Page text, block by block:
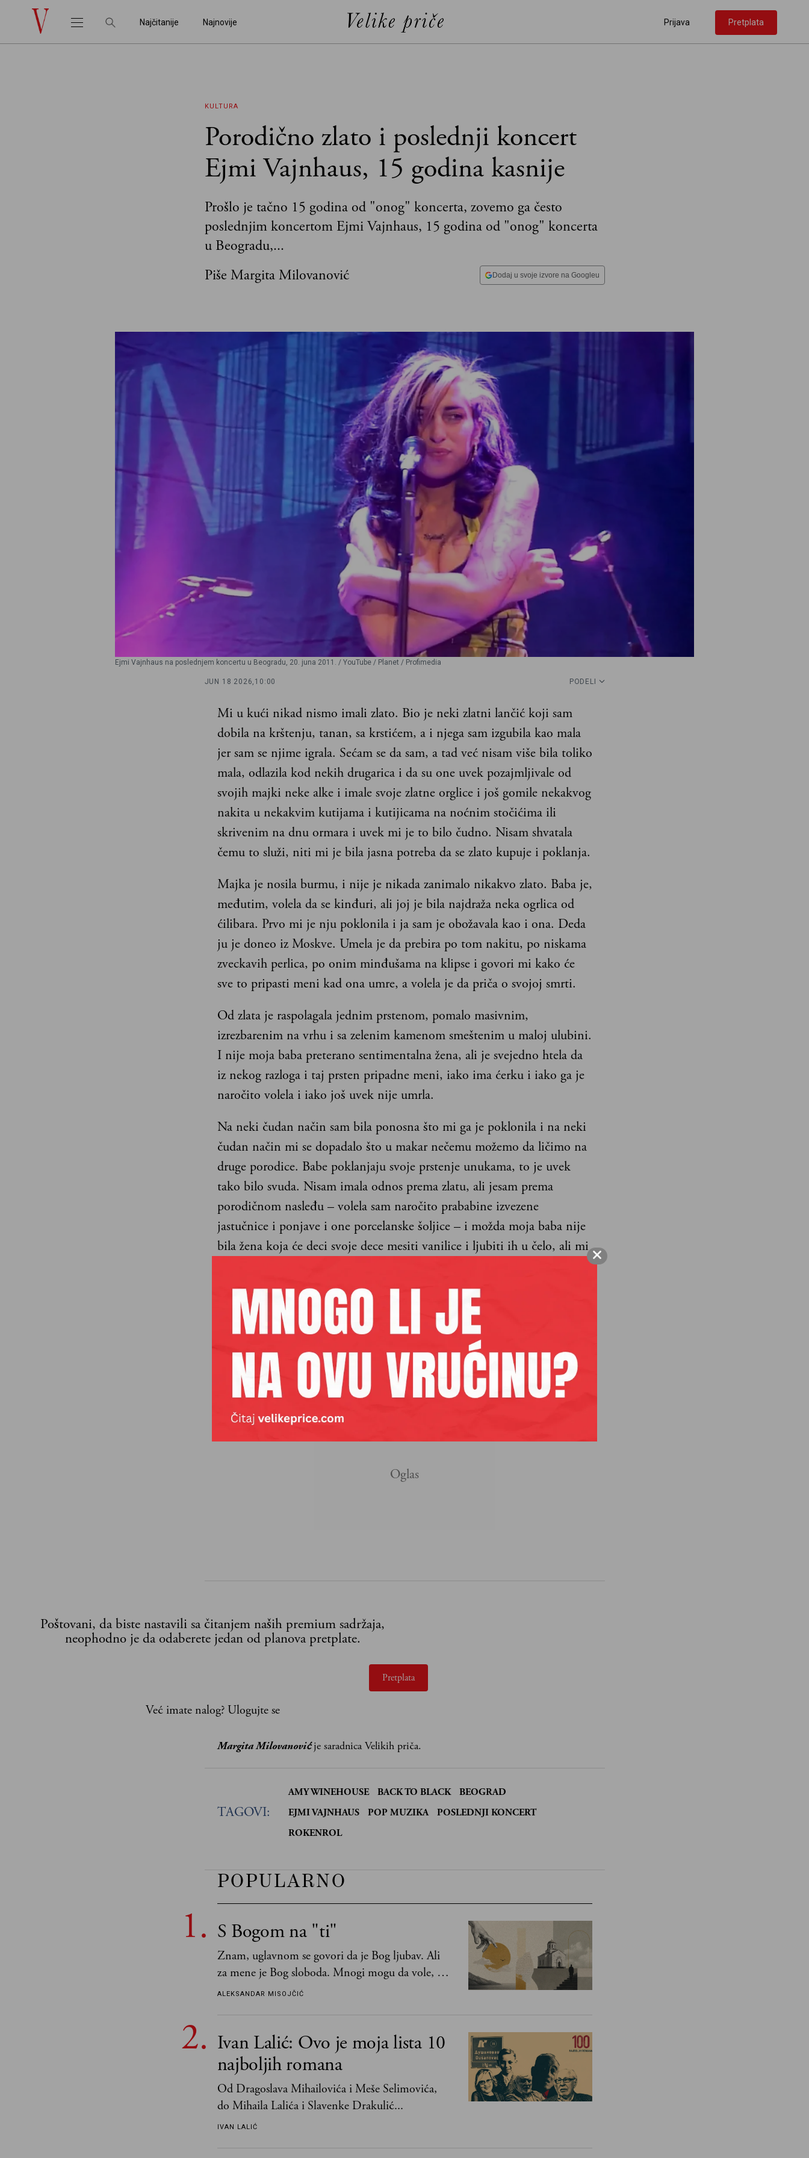
Najčitanije Najnovije Prijava Pretplata
KULTURA
Porodično zlato i poslednji koncert
Ejmi Vajnhaus, 15 godina kasnije
Prošlo je tačno 15 godina od "onog" koncerta, zovemo ga često
poslednjim koncertom Ejmi Vajnhaus, 15 godina od "onog" koncerta
u Beogradu,...
Piše Margita Milovanović
Dodaj u svoje izvore na Googleu
Ejmi Vajnhaus na poslednjem koncertu u Beogradu, 20. juna 2011. / YouTube / Planet / Profimedia
JUN 18 2026, 10:00 PODELI
Mi u kući nikad nismo imali zlato. Bio je neki zlatni lančić koji sam
dobila na krštenju, tanan, sa krstićem, a i njega sam izgubila kao mala
jer sam se njime igrala. Sećam se da sam, a tad već nisam više bila toliko
mala, odlazila kod nekih drugarica i da su one uvek pozajmljivale od
svojih majki neke alke i imale svoje zlatne orglice i još gomile nekakvog
nakita u nekakvim kutijama i kutijicama na noćnim stočićima ili
skrivenim na dnu ormara i uvek mi je to bilo čudno. Nisam shvatala
čemu to služi, niti mi je bila jasna potreba da se zlato kupuje i poklanja.
Majka je nosila burmu, i nije je nikada zanimalo nikakvo zlato. Baba je,
međutim, volela da se kinđuri, ali joj je bila najdraža neka ogrlica od
ćilibara. Prvo mi je nju poklonila i ja sam je obožavala kao i ona. Deda
ju je doneo iz Moskve. Umela je da prebira po tom nakitu, po niskama
zveckavih perlica, po onim minđušama na klipse i govori mi kako će
sve to pripasti meni kad ona umre, a volela je da priča o svojoj smrti.
Od zlata je raspolagala jednim prstenom, pomalo masivnim,
izrezbarenim na vrhu i sa zelenim kamenom smeštenim u maloj ulubini.
I nije moja baba preterano sentimentalna žena, ali je svejedno htela da
iz nekog razloga i taj prsten pripadne meni, iako ima ćerku i iako ga je
naročito volela i iako još uvek nije umrla.
Na neki čudan način sam bila ponosna što mi ga je poklonila i na neki
čudan način mi se dopadalo što u makar nečemu možemo da ličimo na
druge porodice. Babe poklanjaju svoje prstenje unukama, to je uvek
tako bilo svuda. Nisam imala odnos prema zlatu, ali jesam prema
porodičnom nasleđu – volela sam naročito prababine izvezene
jastučnice i ponjave i one porcelanske šoljice – i možda moja baba nije
bila žena koja će deci svoje dece mesiti vanilice i ljubiti ih u čelo, ali mi
Mislila sam, zaista jesam, da neću moći sebi nikad da oprostim taj
trenutak kad sam ušla u malu, neuglednu radnjicu – misleći, valjda, da
će ako me neko vidi stid koji sam osećala postati stvarniji, opipljiv – na
kojoj je pisalo „Otkup zlata“ i utopila ga za taman toliko para da kupim
kartu za koncert
i platim voz do Beograda.
Poštovani, da biste nastavili sa čitanjem naših premium sadržaja,
neophodno je da odaberete jedan od planova pretplate.
Pretplata
Već imate nalog? Ulogujte se
Margita Milovanovićje saradnica Velikih priča.
TAGOVI:
AMY WINEHOUSE BACK TO BLACK
BEOGRAD
EJMI VAJNHAUS
POP MUZIKA
POSLEDNJI KONCERT
ROKENROL
POPULARNO
S Bogom na "ti"
Znam, uglavnom se govori da je Bog ljubav. Ali
za mene je Bog sloboda. Mnogi mogu da vole, a
tek retki mogu da podnesu slobodu
ALEKSANDAR MISOJČIĆ
Ivan Lalić: Ovo je moja lista 10
najboljih romana
Od Dragoslava Mihailovića i Meše Selimovića,
do Mihaila Lalića i Slavenke Drakulić...
IVAN LALIĆ